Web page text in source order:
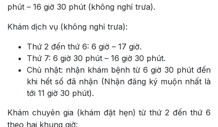
phút – 16 giờ 30 phút (không nghỉ trưa).
Khám dịch vụ (không nghỉ trưa):
Thứ 2 đến thứ 6: 6 giờ – 17 giờ.
Thứ 7: 6 giờ 30 phút – 16 giờ 30 phút.
Chủ nhật: nhận khám bệnh từ 6 giờ 30 phút đến
khi hết số đã nhận (Nhận đăng ký muộn nhất là
tới 11 giờ 30 phút).
Khám chuyên gia (khám đặt hẹn) từ thứ 2 đến thứ 6
theo hai khung giờ: